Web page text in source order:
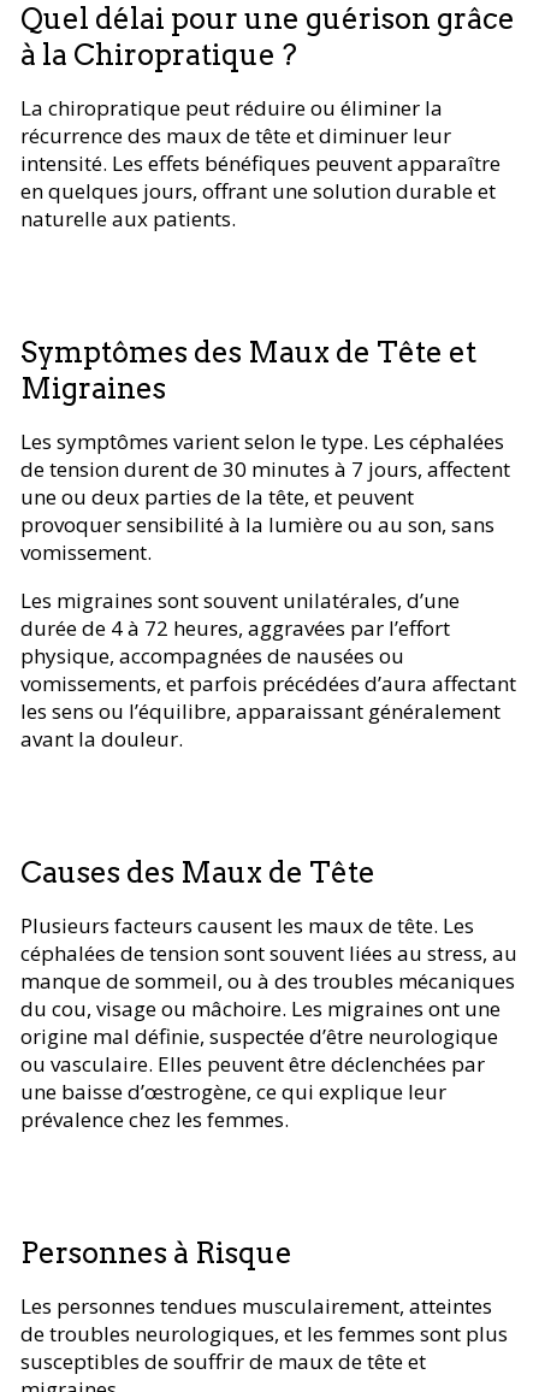
Quel délai pour une guérison grâce
à la Chiropratique ?
La chiropratique peut réduire ou éliminer la
récurrence des maux de tête et diminuer leur
intensité. Les effets bénéfiques peuvent apparaître
en quelques jours, offrant une solution durable et
naturelle aux patients.
Symptômes des Maux de Tête et
Migraines
Les symptômes varient selon le type. Les céphalées
de tension durent de 30 minutes à 7 jours, affectent
une ou deux parties de la tête, et peuvent
provoquer sensibilité à la lumière ou au son, sans
vomissement.
Les migraines sont souvent unilatérales, d’une
durée de 4 à 72 heures, aggravées par l’effort
physique, accompagnées de nausées ou
vomissements, et parfois précédées d’aura affectant
les sens ou l’équilibre, apparaissant généralement
avant la douleur.
Causes des Maux de Tête
Plusieurs facteurs causent les maux de tête. Les
céphalées de tension sont souvent liées au stress, au
manque de sommeil, ou à des troubles mécaniques
du cou, visage ou mâchoire. Les migraines ont une
origine mal définie, suspectée d’être neurologique
ou vasculaire. Elles peuvent être déclenchées par
une baisse d’œstrogène, ce qui explique leur
prévalence chez les femmes.
Personnes à Risque
Les personnes tendues musculairement, atteintes
de troubles neurologiques, et les femmes sont plus
susceptibles de souffrir de maux de tête et